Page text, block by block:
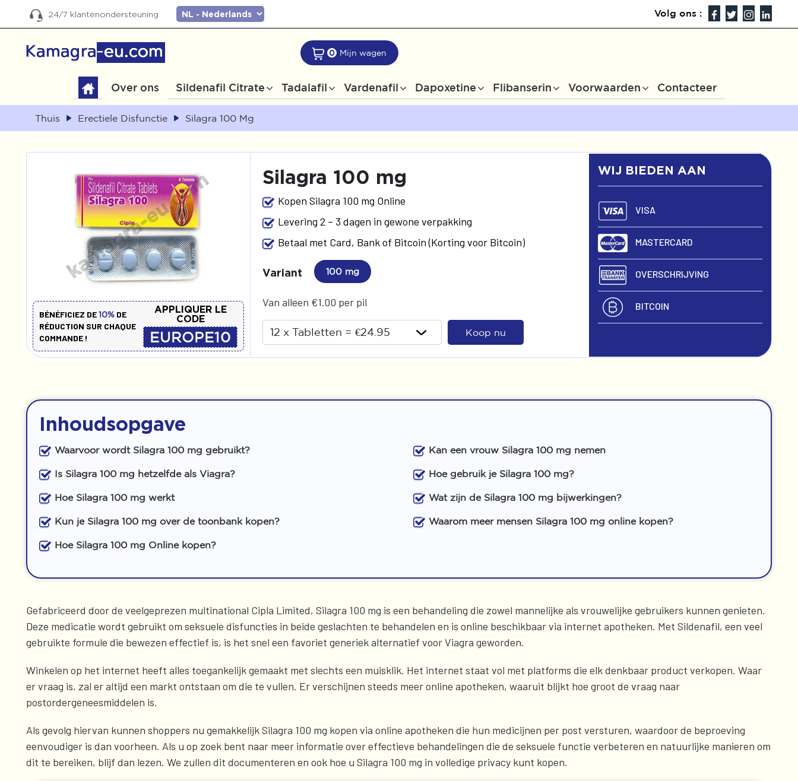
24/7 klantenondersteuning Volg ons :
0 Mijn wagen
Over ons Sildenafil Citrate Tadalafil Vardenafil Dapoxetine Flibanserin Voorwaarden Contacteer
Thuis Erectiele Disfunctie Silagra 100 Mg
BÉNÉFICIEZ DE10% DE
RÉDUCTION SUR CHAQUE
COMMANDE !
APPLIQUER LE
CODE
EUROPE10
Silagra 100 mg
Kopen Silagra 100 mg Online
Levering 2 – 3 dagen in gewone verpakking
Betaal met Card, Bank of Bitcoin (Korting voor Bitcoin)
Variant 100 mg
Van alleen €1.00 per pil
Koop nu
WIJ BIEDEN AAN
VISA
MASTERCARD
OVERSCHRIJVING
BITCOIN
Inhoudsopgave
Waarvoor wordt Silagra 100 mg gebruikt? Kan een vrouw Silagra 100 mg nemen
Is Silagra 100 mg hetzelfde als Viagra? Hoe gebruik je Silagra 100 mg?
Hoe Silagra 100 mg werkt Wat zijn de Silagra 100 mg bijwerkingen?
Kun je Silagra 100 mg over de toonbank kopen? Waarom meer mensen Silagra 100 mg online kopen?
Hoe Silagra 100 mg Online kopen?
Gefabriceerd door de veelgeprezen multinational Cipla Limited, Silagra 100 mg is een behandeling die zowel mannelijke als vrouwelijke gebruikers kunnen genieten.
Deze medicatie wordt gebruikt om seksuele disfuncties in beide geslachten te behandelen en is online beschikbaar via internet apotheken. Met Sildenafil, een veel
gebruikte formule die bewezen effectief is, is het snel een favoriet generiek alternatief voor Viagra geworden.
Winkelen op het internet heeft alles toegankelijk gemaakt met slechts een muisklik. Het internet staat vol met platforms die elk denkbaar product verkopen. Waar
er vraag is, zal er altijd een markt ontstaan om die te vullen. Er verschijnen steeds meer online apotheken, waaruit blijkt hoe groot de vraag naar
postordergeneesmiddelen is.
Als gevolg hiervan kunnen shoppers nu gemakkelijk Silagra 100 mg kopen via online apotheken die hun medicijnen per post versturen, waardoor de beproeving
eenvoudiger is dan voorheen. Als u op zoek bent naar meer informatie over effectieve behandelingen die de seksuele functie verbeteren en natuurlijke manieren om
dit te bereiken, blijf dan lezen. We zullen dit documenteren en ook hoe u Silagra 100 mg in volledige privacy kunt kopen.